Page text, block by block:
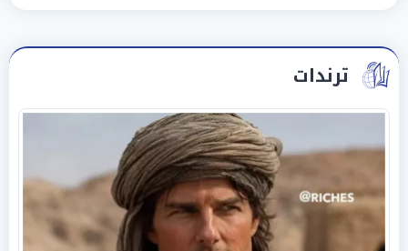
ترندات